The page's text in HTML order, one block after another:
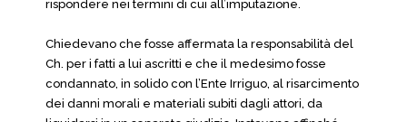
rispondere nei termini di cui all’imputazione.
Chiedevano che fosse affermata la responsabilità del
Ch. per i fatti a lui ascritti e che il medesimo fosse
condannato, in solido con l’Ente Irriguo, al risarcimento
dei danni morali e materiali subiti dagli attori, da